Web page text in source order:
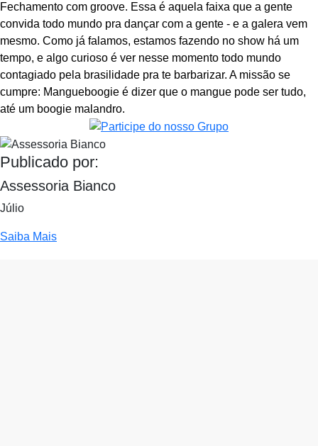
Fechamento com groove. Essa é aquela faixa que a gente
convida todo mundo pra dançar com a gente - e a galera vem
mesmo. Como já falamos, estamos fazendo no show há um
tempo, e algo curioso é ver nesse momento todo mundo
contagiado pela brasilidade pra te barbarizar. A missão se
cumpre: Mangueboogie é dizer que o mangue pode ser tudo,
até um boogie malandro.
Publicado por:
Assessoria Bianco
Júlio
Saiba Mais